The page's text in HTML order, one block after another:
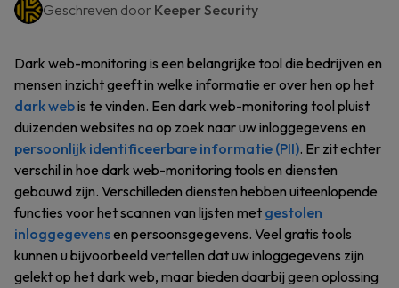
Geschreven door Keeper Security
Dark web-monitoring is een belangrijke tool die bedrijven en
mensen inzicht geeft in welke informatie er over hen op het
dark webis te vinden. Een dark web-monitoring tool pluist
duizenden websites na op zoek naar uw inloggegevens en
persoonlijk identificeerbare informatie (PII). Er zit echter
verschil in hoe dark web-monitoring tools en diensten
gebouwd zijn. Verschilleden diensten hebben uiteenlopende
functies voor het scannen van lijsten met gestolen
inloggegevensen persoonsgegevens. Veel gratis tools
kunnen u bijvoorbeeld vertellen dat uw inloggegevens zijn
gelekt op het dark web, maar bieden daarbij geen oplossing